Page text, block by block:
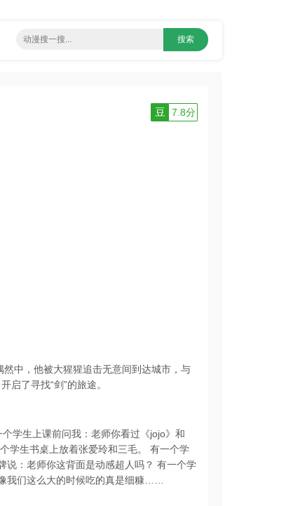
豆 7.8分
中，他被大猩猩追击无意间到达城市，与
启了寻找“剑”的旅途。
学生上课前问我：老师你看过《jojo》和
学生书桌上放着张爱玲和三毛。 有一个学
说：老师你这背面是动感超人吗？ 有一个学
我们这么大的时候吃的真是细糠……